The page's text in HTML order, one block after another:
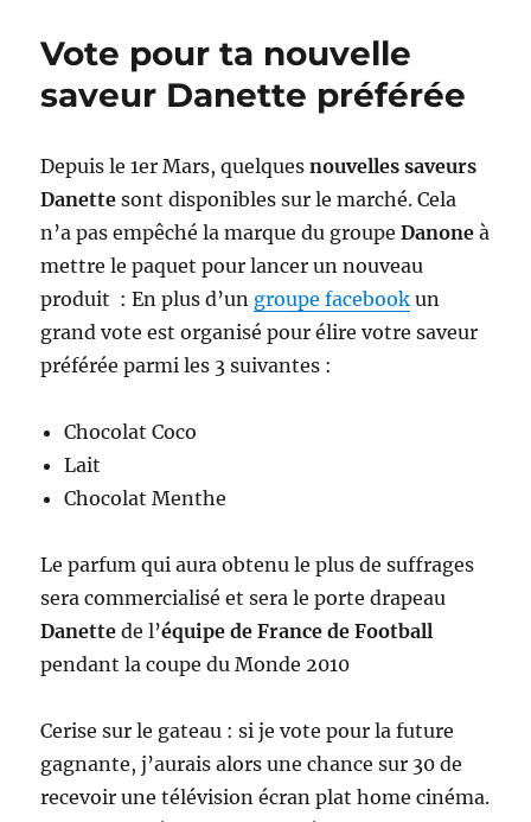
mieux?
Vote pour ta nouvelle
saveur Danette préférée
Depuis le 1er Mars, quelques nouvelles saveurs
Danette sont disponibles sur le marché. Cela
n’a pas empêché la marque du groupeDanone à
mettre le paquet pour lancer un nouveau
produit : En plus d’un groupe facebook un
grand vote est organisé pour élire votre saveur
préférée parmi les 3 suivantes :
Chocolat Coco
Lait
Chocolat Menthe
Le parfum qui aura obtenu le plus de suffrages
sera commercialisé et sera le porte drapeau
Danette de l’équipe de France de Football
pendant la coupe du Monde 2010
Cerise sur le gateau : si je vote pour la future
gagnante, j’aurais alors une chance sur 30 de
recevoir une télévision écran plat home cinéma.